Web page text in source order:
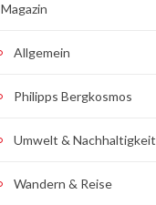
Magazin
Allgemein
Philipps Bergkosmos
Umwelt & Nachhaltigkeit
Wandern & Reise